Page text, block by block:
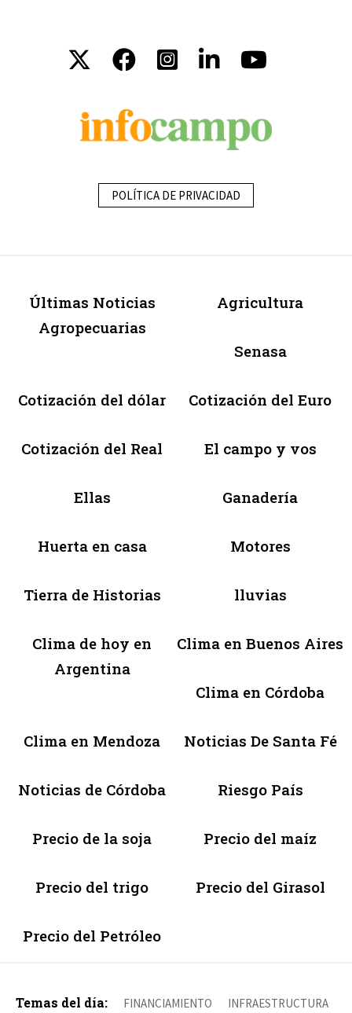
POLÍTICA DE PRIVACIDAD
Últimas Noticias
Agropecuarias
Agricultura
Senasa
Cotización del dólar Cotización del Euro
Cotización del Real El campo y vos
Ellas Ganadería
Huerta en casa Motores
Tierra de Historias lluvias
Clima de hoy en
Argentina
Clima en Buenos Aires
Clima en Córdoba
Clima en Mendoza Noticias De Santa Fé
Noticias de Córdoba Riesgo País
Precio de la soja Precio del maíz
Precio del trigo Precio del Girasol
Precio del Petróleo
Temas del día: FINANCIAMIENTO INFRAESTRUCTURA